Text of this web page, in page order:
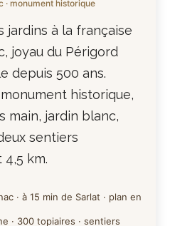
· monument historique
jardins à la française
joyau du Périgord
depuis 500 ans.
historique,
main, jardin blanc,
sentiers
4,5 km.
· à 15 min de Sarlat · plan en
· 300 topiaires · sentiers